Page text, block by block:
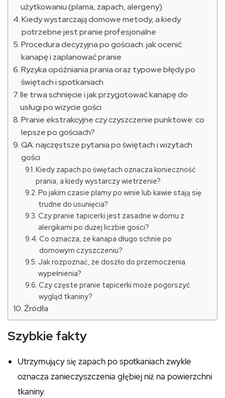
użytkowaniu (plama, zapach, alergeny)
Kiedy wystarczają domowe metody, a kiedy
potrzebne jest pranie profesjonalne
Procedura decyzyjna po gościach: jak ocenić
kanapę i zaplanować pranie
Ryzyka opóźniania prania oraz typowe błędy po
świętach i spotkaniach
Ile trwa schnięcie i jak przygotować kanapę do
usługi po wizycie gości
Pranie ekstrakcyjne czy czyszczenie punktowe: co
lepsze po gościach?
QA: najczęstsze pytania po świętach i wizytach
gości
Kiedy zapach po świętach oznacza konieczność
prania, a kiedy wystarczy wietrzenie?
Po jakim czasie plamy po winie lub kawie stają się
trudne do usunięcia?
Czy pranie tapicerki jest zasadne w domu z
alergikami po dużej liczbie gości?
Co oznacza, że kanapa długo schnie po
domowym czyszczeniu?
Jak rozpoznać, że doszło do przemoczenia
wypełnienia?
Czy częste pranie tapicerki może pogorszyć
wygląd tkaniny?
Źródła
Szybkie fakty
Utrzymujący się zapach po spotkaniach zwykle
oznacza zanieczyszczenia głębiej niż na powierzchni
tkaniny.